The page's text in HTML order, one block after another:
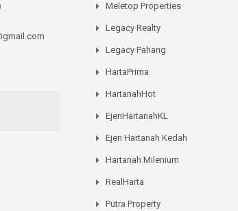
Meletop Properties
Legacy Realty
Legacy Pahang
HartaPrima
HartanahHot
EjenHartanahKL
Ejen Hartanah Kedah
Hartanah Milenium
RealHarta
Putra Property